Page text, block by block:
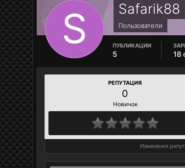
Safarik88
Пользователи
ПУБЛИКАЦИИ
5 18
РЕПУТАЦИЯ
0
Новичок
Изменения